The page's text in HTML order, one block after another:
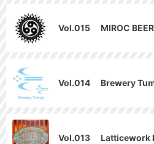
Vol.015 MIROC BEER
Vol.014 Brewery
Vol.013 Latticework